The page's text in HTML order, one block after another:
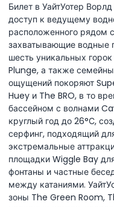
Билет в УайтУотер
доступ к ведущему
расположенного
захватывающие водные
шесть уникальных
Plunge, а также
ощущений покоряют
Huey и The BRO, в то
бассейном с волнами
круглый год до 26°С,
серфинг, подходящий
экстремальные
площадки Wiggle Bay
фонтаны и частные
между катаниями.
зоны The Green Room,